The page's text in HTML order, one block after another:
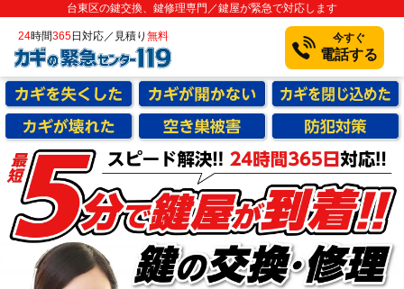
台東区の鍵交換、鍵修理専門／鍵屋が緊急で対応します
24時間365日対応／見積り 無料 今すぐ
電話する